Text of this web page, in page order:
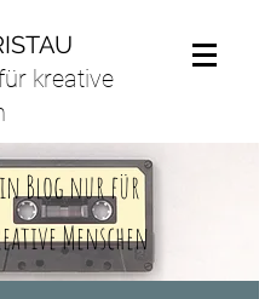
kreative
Blog nur für
Menschen